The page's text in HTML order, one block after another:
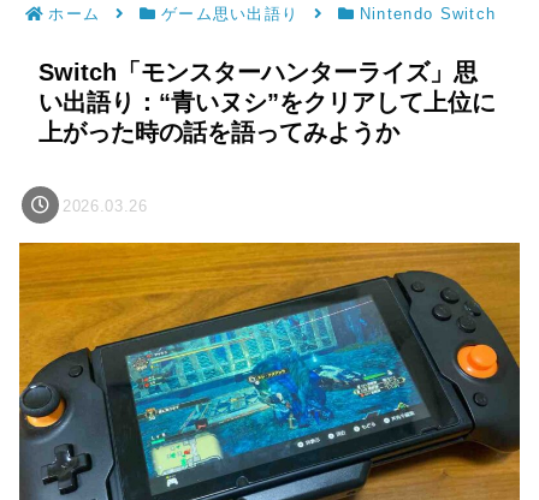
ホーム ゲーム思い出語り Nintendo Switch
Switch「モンスターハンターライズ」思
い出語り：“青いヌシ”をクリアして上位に
上がった時の話を語ってみようか
2026.03.26